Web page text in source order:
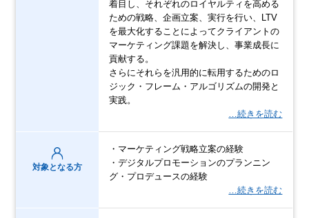
着目し、それぞれのロイヤルティを高める
ための戦略、企画立案、実行を行い、LTV
を最大化することによってクライアントの
マーケティング課題を解決し、事業成長に
貢献する。
さらにそれらを汎用的に転用するためのロ
ジック・フレーム・アルゴリズムの開発と
実践。
…続きを読む
対象となる方
・マーケティング戦略立案の経験
・デジタルプロモーションのプランニン
グ・プロデュースの経験
…続きを読む